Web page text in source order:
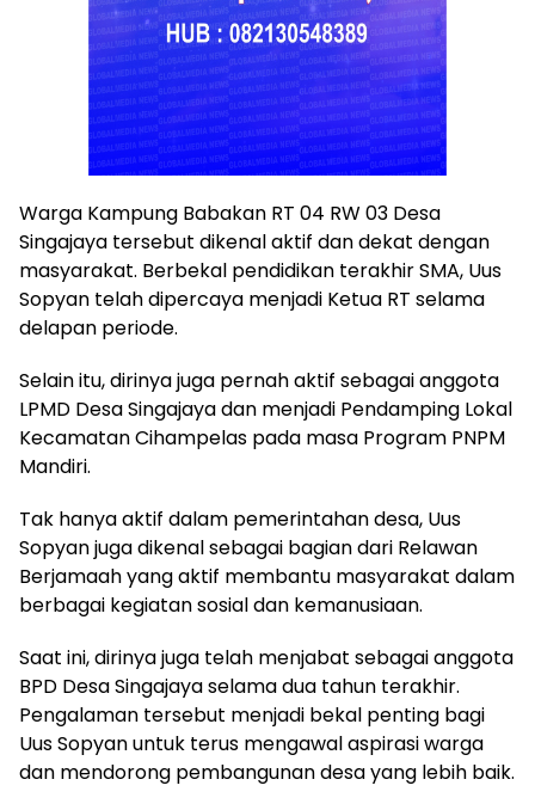
Warga Kampung Babakan RT 04 RW 03 Desa
Singajaya tersebut dikenal aktif dan dekat dengan
masyarakat. Berbekal pendidikan terakhir SMA, Uus
Sopyan telah dipercaya menjadi Ketua RT selama
delapan periode.
Selain itu, dirinya juga pernah aktif sebagai anggota
LPMD Desa Singajaya dan menjadi Pendamping Lokal
Kecamatan Cihampelas pada masa Program PNPM
Mandiri.
Tak hanya aktif dalam pemerintahan desa, Uus
Sopyan juga dikenal sebagai bagian dari Relawan
Berjamaah yang aktif membantu masyarakat dalam
berbagai kegiatan sosial dan kemanusiaan.
Saat ini, dirinya juga telah menjabat sebagai anggota
BPD Desa Singajaya selama dua tahun terakhir.
Pengalaman tersebut menjadi bekal penting bagi
Uus Sopyan untuk terus mengawal aspirasi warga
dan mendorong pembangunan desa yang lebih baik.